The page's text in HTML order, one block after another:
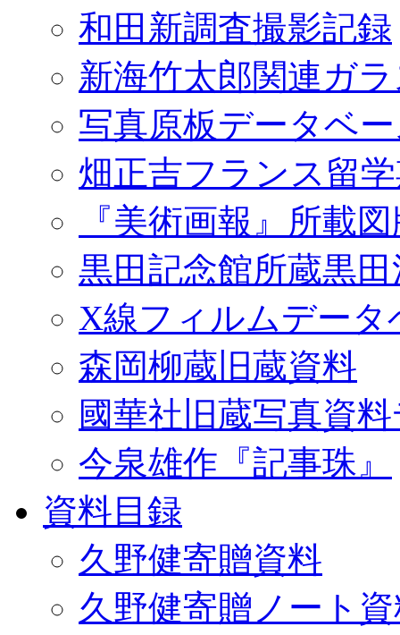
和田新調査撮影記録
新海竹太郎関連ガ
写真原板データベ
畑正吉フランス留
『美術画報』所載
黒田記念館所蔵黒
X線フィルムデータ
森岡柳蔵旧蔵資料
國華社旧蔵写真資
今泉雄作『記事珠』
資料目録
久野健寄贈資料
久野健寄贈ノート